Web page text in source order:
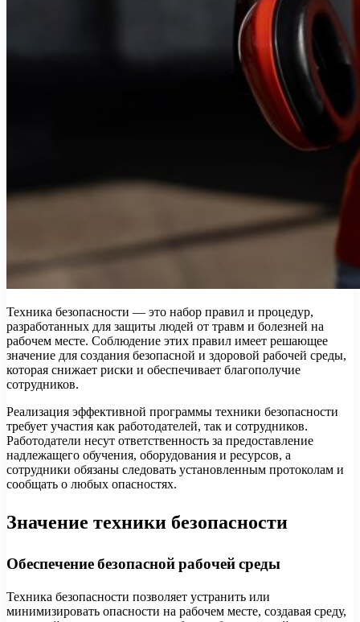
Техника безопасности — это набор правил и процедур,
разработанных для защиты людей от травм и болезней на
рабочем месте. Соблюдение этих правил имеет решающее
значение для создания безопасной и здоровой рабочей среды,
которая снижает риски и обеспечивает благополучие
сотрудников.
Реализация эффективной программы техники безопасности
требует участия как работодателей, так и сотрудников.
Работодатели несут ответственность за предоставление
надлежащего обучения, оборудования и ресурсов, а
сотрудники обязаны следовать установленным протоколам и
сообщать о любых опасностях.
Значение техники безопасности
Обеспечение безопасной рабочей среды
Техника безопасности позволяет устранить или
минимизировать опасности на рабочем месте, создавая среду,